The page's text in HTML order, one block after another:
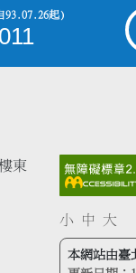
93.07.26起)
東
小 中 大
本網站由臺